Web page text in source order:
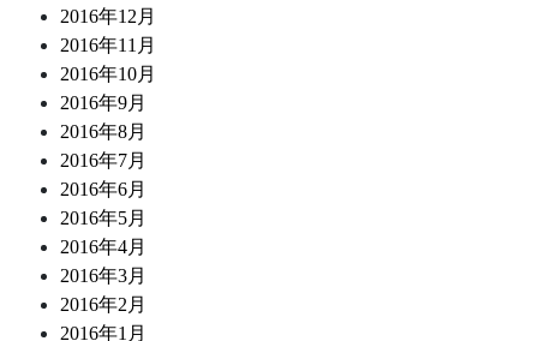
2016年12月
2016年11月
2016年10月
2016年9月
2016年8月
2016年7月
2016年6月
2016年5月
2016年4月
2016年3月
2016年2月
2016年1月